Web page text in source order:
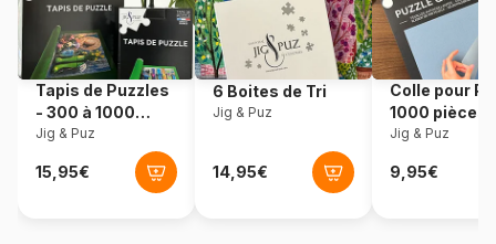
Nombre de pièces 3000 pièces
Dimensions 121 x 80 cm
Tapis de Puzzles
- 300 à 1000
pièces
Jig & Puz
6 Boites de Tri
Jig & Puz
Colle pour
1000 pièces
Jig & Puz